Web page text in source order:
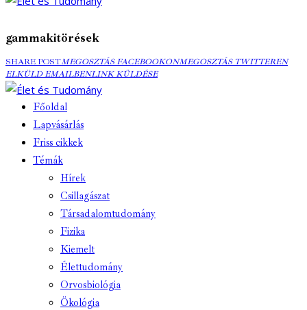
gammakitörések
SHARE POSTMEGOSZTÁS
FACEBOOKON
MEGOSZTÁS FACEBOOKONMEGOSZTÁS
MEGOSZTÁS TWITTEREN
ELKÜLD EMAILBENCOPY
TO
LINK KÜLDÉSE
Főoldal
Lapvásárlás
Friss cikkek
Témák
Hírek
Csillagászat
Társadalomtudomány
Fizika
Kiemelt
Élettudomány
Orvosbiológia
Ökológia